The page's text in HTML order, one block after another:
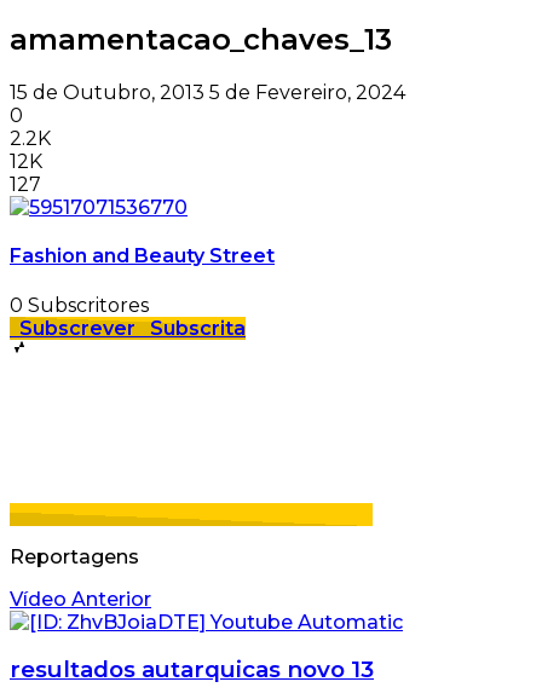
amamentacao_chaves_13
15 de Outubro, 2013 5 de Fevereiro, 2024
0
2.2K
12K
127
Fashion and Beauty Street
0 Subscritores
Subscrever Subscrita
Reportagens
Vídeo Anterior
resultados autarquicas novo 13